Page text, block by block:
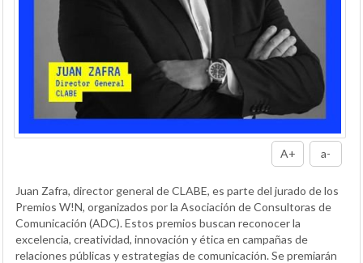
A+ a-
Juan Zafra, director general de CLABE, es parte del jurado de los
Premios W!N, organizados por la Asociación de Consultoras de
Comunicación (ADC). Estos premios buscan reconocer la
excelencia, creatividad, innovación y ética en campañas de
relaciones públicas y estrategias de comunicación. Se premiarán